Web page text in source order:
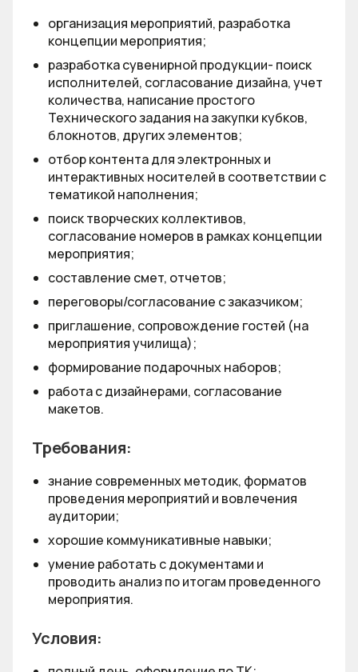
организация мероприятий, разработка
концепции мероприятия;
разработка сувенирной продукции- поиск
исполнителей, согласование дизайна, учет
количества, написание простого
Технического задания на закупки кубков,
блокнотов, других элементов;
отбор контента для электронных и
интерактивных носителей в соответствии с
тематикой наполнения;
поиск творческих коллективов,
согласование номеров в рамках концепции
мероприятия;
составление смет, отчетов;
переговоры/согласование с заказчиком;
приглашение, сопровождение гостей (на
мероприятия училища);
формирование подарочных наборов;
работа с дизайнерами, согласование
макетов.
Требования:
знание современных методик, форматов
проведения мероприятий и вовлечения
аудитории;
хорошие коммуникативные навыки;
умение работать с документами и
проводить анализ по итогам проведенного
мероприятия.
Условия: